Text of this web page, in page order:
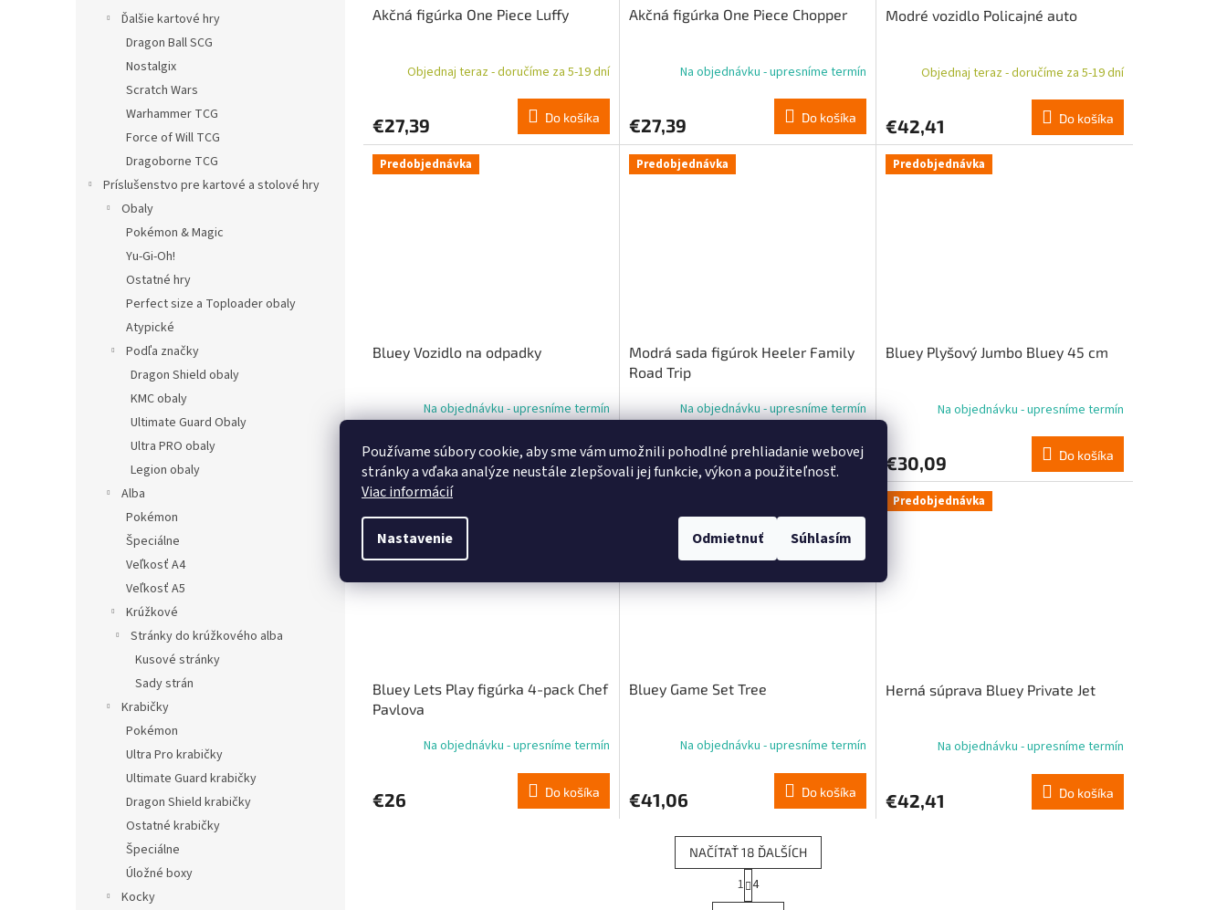
Používame súbory cookie, aby sme vám umožnili pohodlné prehliadanie webovej
stránky a vďaka analýze neustále zlepšovali jej funkcie, výkon a použiteľnosť.
Viac informácií
Nastavenie Odmietnuť Súhlasím
Ďalšie kartové hry
Dragon Ball SCG
Nostalgix
Scratch Wars
Warhammer TCG
Force of Will TCG
Dragoborne TCG
Príslušenstvo pre kartové a stolové hry
Obaly
Pokémon & Magic
Yu-Gi-Oh!
Ostatné hry
Perfect size a Toploader obaly
Atypické
Podľa značky
Dragon Shield obaly
KMC obaly
Ultimate Guard Obaly
Ultra PRO obaly
Legion obaly
Alba
Pokémon
Špeciálne
Veľkosť A4
Veľkosť A5
Krúžkové
Stránky do krúžkového alba
Kusové stránky
Sady strán
Krabičky
Pokémon
Ultra Pro krabičky
Ultimate Guard krabičky
Dragon Shield krabičky
Ostatné krabičky
Špeciálne
Úložné boxy
Kocky
Akčná figúrka One Piece Luffy
Objednaj teraz - doručíme za 5-19 dní
€27,39 Do košíka
Akčná figúrka One Piece Chopper
Na objednávku - upresníme termín
€27,39 Do košíka
Modré vozidlo Policajné auto
Objednaj teraz - doručíme za 5-19 dní
€42,41 Do košíka
Predobjednávka
Bluey Vozidlo na odpadky
Na objednávku - upresníme termín
€42,41 Do košíka
Predobjednávka
Modrá sada figúrok Heeler Family
Road Trip
Na objednávku - upresníme termín
€27,39 Do košíka
Predobjednávka
Bluey Plyšový Jumbo Bluey 45 cm
Na objednávku - upresníme termín
€30,09 Do košíka
Predobjednávka
Bluey Lets Play figúrka 4-pack Chef
Pavlova
Na objednávku - upresníme termín
€26 Do košíka
Bluey Game Set Tree
Na objednávku - upresníme termín
€41,06 Do košíka
Predobjednávka
Herná súprava Bluey Private Jet
Na objednávku - upresníme termín
€42,41 Do košíka
O
NAČÍTAŤ 18 ĎALŠÍCH
S
t
r
1 4